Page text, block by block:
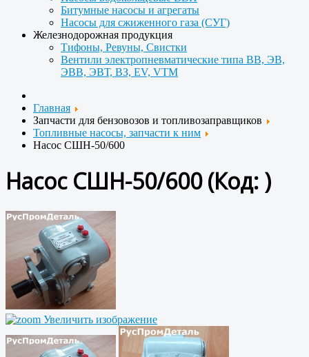
Битумные насосы и агрегаты
Насосы для сжиженного газа (СУГ)
Железнодорожная продукция
Тифоны, Ревуны, Свистки
Вентили электропневматические типа ВВ, ЭВ,
ЭВВ, ЭВТ, ВЗ, EV, VTM
Главная
Запчасти для бензовозов и топливозаправщиков
Топливные насосы, запчасти к ним
Насос СШН-50/600
Насос СШН-50/600(Код: )
Увеличить изображение